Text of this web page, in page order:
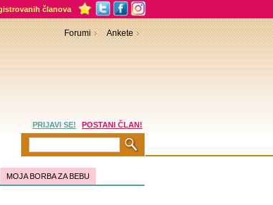
članova
MOJA BORBA ZA BEBU
Forumi Ankete
PRIJAVI SE! POSTANI ČLAN!